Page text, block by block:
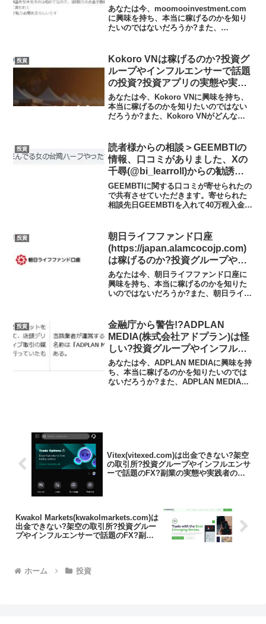
リの実態や実践者の声、口コミや
評判を調査しました
あなたは今、moomooinvestment.com
に興味を持ち、本当に稼げるのかを知り
たいのではないだろうか?また、
だろうか？答え、結論を言うと、mo...
投資
Kokoro VNは稼げるのか?投資グ
ループやインフルエンサーで話題
の投資?投資アプリの実態や実践
者の声、口コミや評判を調査しま
した
あなたは今、Kokoro VNに興味を持ち、
本当に稼げるのかを知りたいのではない
だろうか?また、Kokoro VNがどんな内
Kokoro VNは日本の金融庁の登録なしの
無許...
投資
読者様からの相談＞GEEMBTIの
情報、口コミがありました、Xの
千尋(@bi_learroll)からの勧誘に
注意
GEEMBTIに関する口コミが寄せられたの
で共有させていただきます。寄せられた
相談先日GEEMBTIを入れて40万程入金し
としたのですが出来ませんでしたロック
されたのは...
投資
朝日ライフファンド口座
(https://japan.alamcocojp.com)
は稼げるのか?投資グループやイ
ンフルエンサーで話題の投資?投
資アプリの実態や実践者の声、口
コミや評判を調査しました
あなたは今、朝日ライフファンド口座に
興味を持ち、本当に稼げるのかを知りた
いのではないだろうか?また、朝日ライフ
え、結論を言うと、朝日ライフファンド
口座は日本の金融庁の登...
投資
金融庁から警告!?ADPLAN
MEDIA(株式会社アドプラン)は怪
しい?投資グループやインフルエ
ンサーで話題の投資?怪しすぎる
投資の実態や実践者の声、口コミ
や評判を調査しました
あなたは今、ADPLAN MEDIAに興味を持
ち、本当に稼げるのかを知りたいのでは
ないだろうか?また、ADPLAN MEDIAが
Vitex(vitexed.com)は出金できない?架空
の取引所?投資グループやインフルエンサ
ーで話題のFX?副業の実態や実践者の
Kwakol Markets(kwakolmarkets.com)は
出金できない?架空の取引所?投資グルー
プやインフルエンサーで話題のFX?副業
ホーム
投資